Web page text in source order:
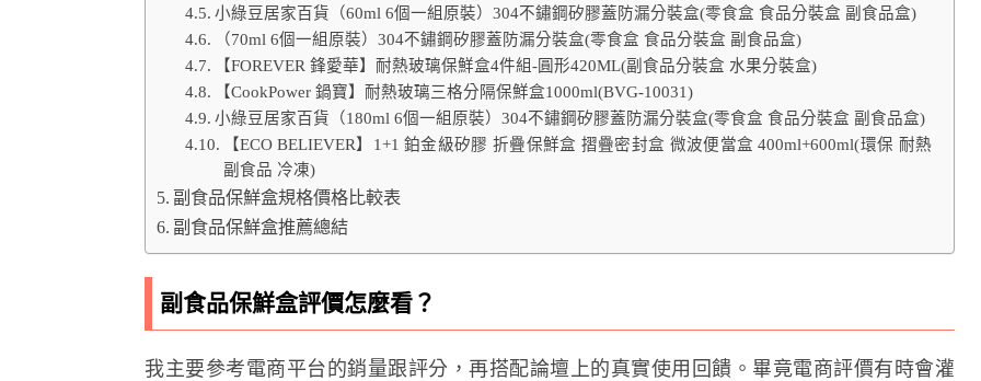
小綠豆居家百貨（60ml 6個一組原裝）304不鏽鋼矽膠蓋防漏分裝盒(零食盒 食品分裝盒 副食品盒)
（70ml 6個一組原裝）304不鏽鋼矽膠蓋防漏分裝盒(零食盒 食品分裝盒 副食品盒)
【FOREVER 鋒愛華】耐熱玻璃保鮮盒4件組-圓形420ML(副食品分裝盒 水果分裝盒)
【CookPower 鍋寶】耐熱玻璃三格分隔保鮮盒1000ml(BVG-10031)
小綠豆居家百貨（180ml 6個一組原裝）304不鏽鋼矽膠蓋防漏分裝盒(零食盒 食品分裝盒 副食品盒)
【ECO BELIEVER】1+1 鉑金級矽膠 折疊保鮮盒 摺疊密封盒 微波便當盒 400ml+600ml(環保 耐熱
副食品 冷凍)
副食品保鮮盒規格價格比較表
副食品保鮮盒推薦總結
副食品保鮮盒評價怎麼看？
我主要參考電商平台的銷量跟評分，再搭配論壇上的真實使用回饋。畢竟電商評價有時會灌